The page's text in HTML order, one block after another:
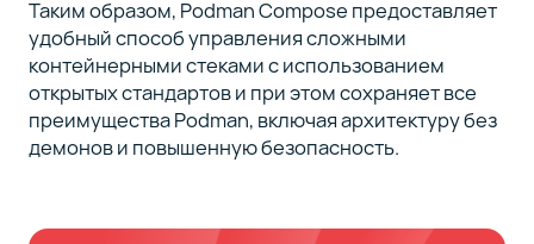
Таким образом, Podman Compose предоставляет
удобный способ управления сложными
контейнерными стеками с использованием
открытых стандартов и при этом сохраняет все
преимущества Podman, включая архитектуру без
демонов и повышенную безопасность.